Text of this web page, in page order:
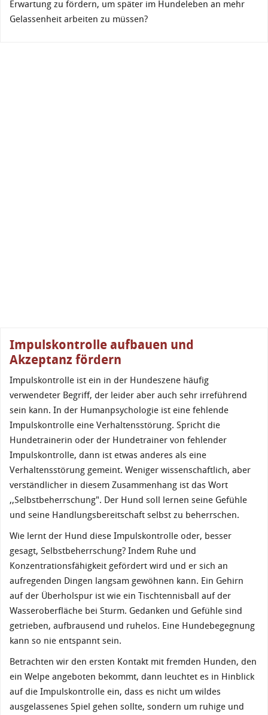
Erwartung zu fördern, um später im Hundeleben an mehr
Gelassenheit arbeiten zu müssen?
Impulskontrolle aufbauen und
Akzeptanz fördern
Impulskontrolle ist ein in der Hundeszene häufig
verwendeter Begriff, der leider aber auch sehr irreführend
sein kann. In der Humanpsychologie ist eine fehlende
Impulskontrolle eine Verhaltensstörung. Spricht die
Hundetrainerin oder der Hundetrainer von fehlender
Impulskontrolle, dann ist etwas anderes als eine
Verhaltensstörung gemeint. Weniger wissenschaftlich, aber
verständlicher in diesem Zusammenhang ist das Wort
,,Selbstbeherrschung". Der Hund soll lernen seine Gefühle
und seine Handlungsbereitschaft selbst zu beherrschen.
Wie lernt der Hund diese Impulskontrolle oder, besser
gesagt, Selbstbeherrschung? Indem Ruhe und
Konzentrationsfähigkeit gefördert wird und er sich an
aufregenden Dingen langsam gewöhnen kann. Ein Gehirn
auf der Überholspur ist wie ein Tischtennisball auf der
Wasseroberfläche bei Sturm. Gedanken und Gefühle sind
getrieben, aufbrausend und ruhelos. Eine Hundebegegnung
kann so nie entspannt sein.
Betrachten wir den ersten Kontakt mit fremden Hunden, den
ein Welpe angeboten bekommt, dann leuchtet es in Hinblick
auf die Impulskontrolle ein, dass es nicht um wildes
ausgelassenes Spiel gehen sollte, sondern um ruhige und